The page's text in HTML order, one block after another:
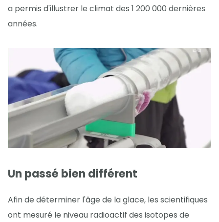
a permis d'illustrer le climat des 1 200 000 dernières
années.
Un passé bien différent
Afin de déterminer l'âge de la glace, les scientifiques
ont mesuré le niveau radioactif des isotopes de